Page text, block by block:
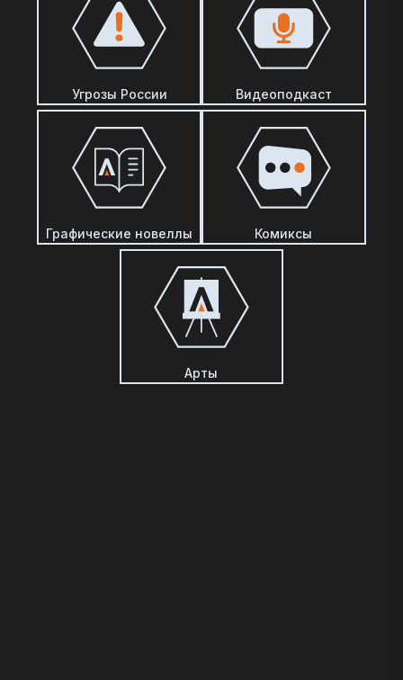
Угрозы России Видеоподкаст
Графические новеллы Комиксы
Арты